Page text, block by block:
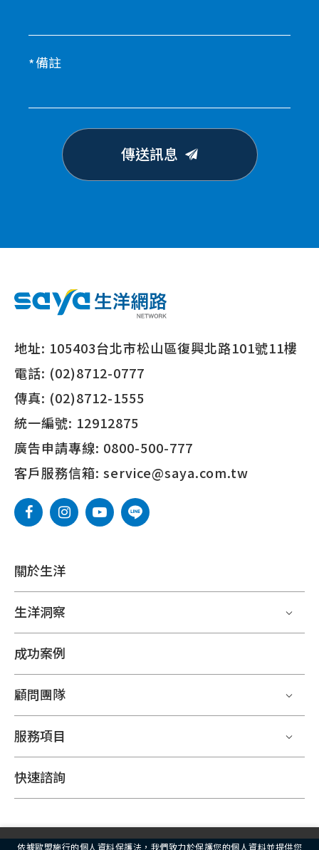
備註
傳送訊息
地址: 105403台北市松山區復興北路101號11樓
電話: (02)8712-0777
傳真: (02)8712-1555
統一編號: 12912875
廣告申請專線: 0800-500-777
客戶服務信箱: service@saya.com.tw
關於生洋
生洋洞察
成功案例
顧問團隊
服務項目
快速諮詢
依據歐盟施行的個人資料保護法，我們致力於保護您的個人資料並提供您